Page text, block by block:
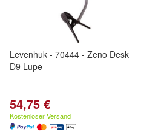
Levenhuk - 70444 - Zeno Desk
D9 Lupe
54,75 €
Kostenloser Versand